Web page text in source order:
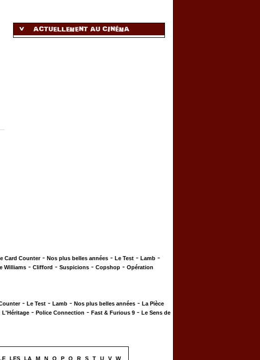
Card Counter- Nos plus belles années - Le Test - Lamb -
Williams - Clifford - Suspicions - Copshop - Opération
- Le Test - Lamb - Nos plus belles années - La Pièce
L'Héritage - Police Connection - Fast & Furious 9 - Le Sens de
LES LA M N O P Q R S T U V
W